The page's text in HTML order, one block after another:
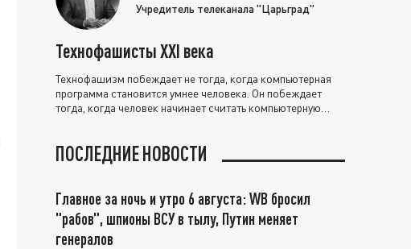
Учредитель телеканала "Царьград"
Технофашисты XXI века
Технофашизм побеждает не тогда, когда компьютерная
программа становится умнее человека. Он побеждает
тогда, когда человек начинает считать компьютерную
ПОСЛЕДНИЕ НОВОСТИ
Главное за ночь и утро 6 августа: WB бросил
"рабов", шпионы ВСУ в тылу, Путин меняет
генералов